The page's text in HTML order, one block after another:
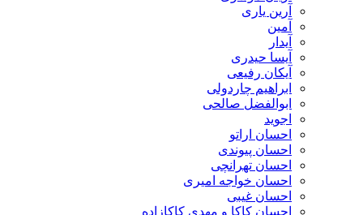
آرین یاری
آمین
آیدار
آیسا حیدری
آیکان رفیعی
ابراهیم چاردولی
ابوالفضل صالحی
اجوید
احسان اراتو
احسان پیوندی
احسان تهرانچی
احسان خواجه امیری
احسان غیبی
احسان کاکا و مهدی کاکازاده